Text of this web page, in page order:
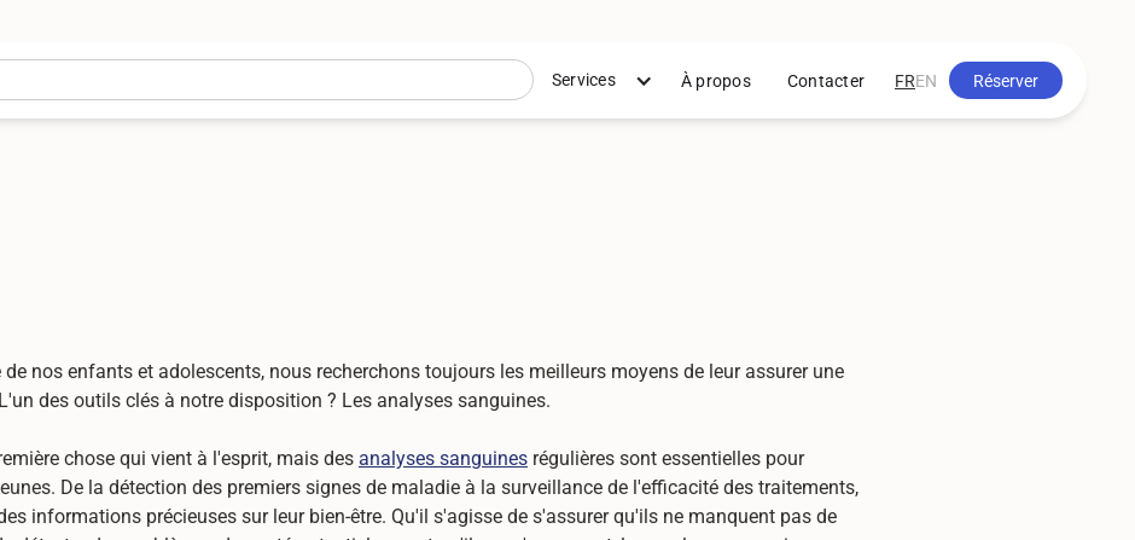
Services À propos Contacter FREN
Réserver
nos enfants et adolescents, nous recherchons toujours les meilleurs moyens de leur assurer une
des outils clés à notre disposition ? Les analyses sanguines.
chose qui vient à l'esprit, mais des analyses sanguines régulières sont essentielles pour
De la détection des premiers signes de maladie à la surveillance de l'efficacité des traitements,
informations précieuses sur leur bien-être. Qu'il s'agisse de s'assurer qu'ils ne manquent pas de